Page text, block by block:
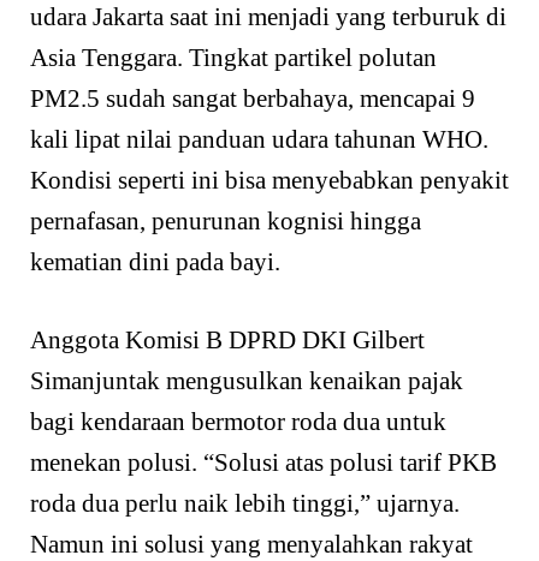
udara Jakarta saat ini menjadi yang terburuk di
Asia Tenggara. Tingkat partikel polutan
PM2.5 sudah sangat berbahaya, mencapai 9
kali lipat nilai panduan udara tahunan WHO.
Kondisi seperti ini bisa menyebabkan penyakit
pernafasan, penurunan kognisi hingga
kematian dini pada bayi.
Anggota Komisi B DPRD DKI Gilbert
Simanjuntak mengusulkan kenaikan pajak
bagi kendaraan bermotor roda dua untuk
menekan polusi. “Solusi atas polusi tarif PKB
roda dua perlu naik lebih tinggi,” ujarnya.
Namun ini solusi yang menyalahkan rakyat